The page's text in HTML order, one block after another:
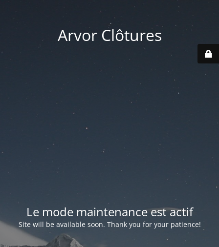
Arvor Clôtures
Le mode maintenance est actif
Site will be available soon. Thank you for your patience!